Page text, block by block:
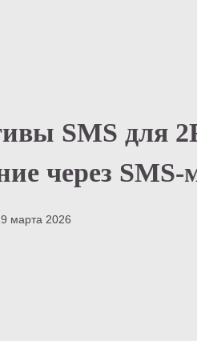
SMS для
через SMS-
марта 2026